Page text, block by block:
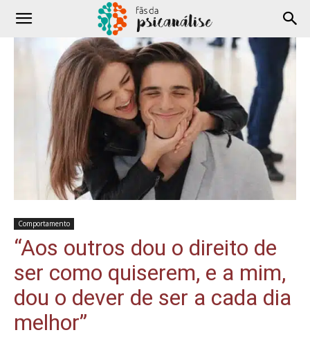
Comportamento
“Aos outros dou o direito de
ser como quiserem, e a mim,
dou o dever de ser a cada dia
melhor”